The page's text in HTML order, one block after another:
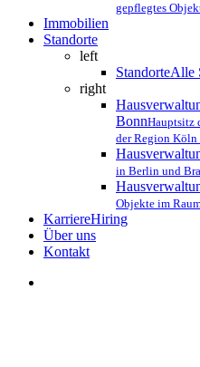
gepflegtes
Immobilien
Standorte
left
StandorteAlle
right
BonnHauptsitz
der Region Köln
in Berlin und
Objekte im
KarriereHiring
Über uns
Kontakt